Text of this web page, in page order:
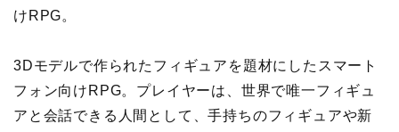
けRPG。
3Dモデルで作られたフィギュアを題材にしたスマート
フォン向けRPG。プレイヤーは、世界で唯一フィギュ
アと会話できる人間として、手持ちのフィギュアや新